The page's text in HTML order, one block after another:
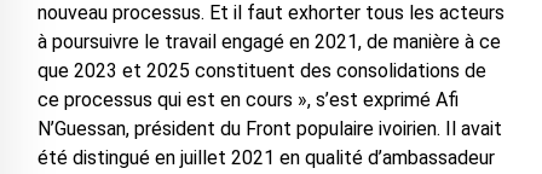
nouveau processus. Et il faut exhorter tous les acteurs
à poursuivre le travail engagé en 2021, de manière à ce
que 2023 et 2025 constituent des consolidations de
ce processus qui est en cours », s’est exprimé Afi
N’Guessan, président du Front populaire ivoirien. Il avait
été distingué en juillet 2021 en qualité d’ambassadeur